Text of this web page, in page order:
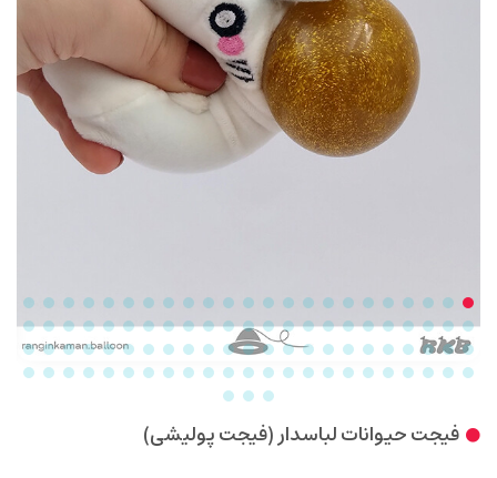
فیجت حیوانات لباسدار (فیجت پولیشی)